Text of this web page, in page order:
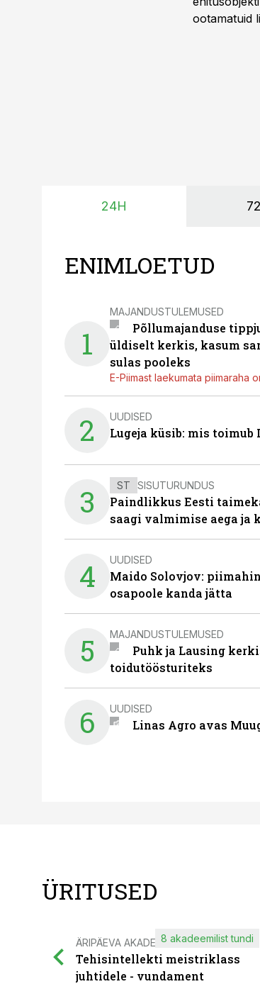
ootamatuid
24H
ENIMLOETUD
1
MAJANDUSTULEMUSED
Põllumajanduse
üldiselt kerkis, kasum
sulas pooleks
E-Piimast laekumata piimaraha
2 UUDISED
Lugeja küsib: mis
3 ST SISUTURUNDUS
Paindlikkus Eesti
saagi valmimise aega ja
4 UUDISED
Maido Solovjov:
osapoole kanda jätta
5 MAJANDUSTULEMUSED
Puhk ja Lausing
toidutöösturiteks
6 UUDISED
Linas Agro avas
ÜRITUSED
ÄRIPÄEVA AKADEEMIA
Tehisintellekti meistriklass
juhtidele - vundament
8 akadeemilist tundi